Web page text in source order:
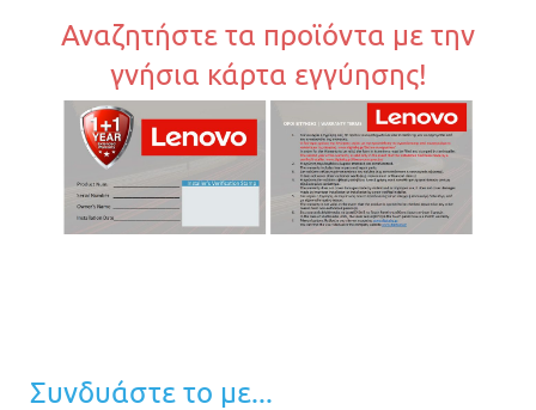
Αναζητήστε τα προϊόντα με την
γνήσια κάρτα εγγύησης!
Συνδυάστε το με...